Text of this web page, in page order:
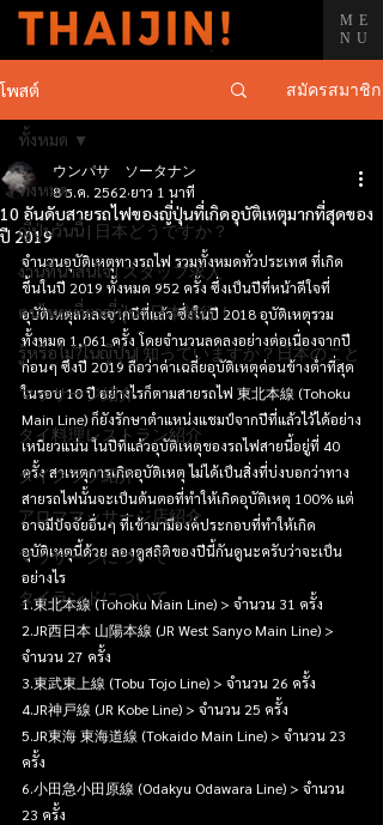
ME
NU
โพสต์ สมัครสมาชิก
ทั้งหมด
ญี่ปุ่นวันนี้ | 日本どうですか？
งานที่น่าสนใจ | スタッフ求人
คนไทยเที่ยวญี่ปุ่น | 日本旅行！
รู้หรือไม่?ในญี่ปุ่น| 知っていますか？日本のこと
マッサージ紹介
タイ料理レストラン紹介
タイクラブ紹介
アロママッサージ店紹介
マッサージについて
タイランドについて
ทั้งหมด
10 อันดับสายรถไฟของญี่ปุ่นที่เกิดอุบัติเหตุมากที่สุดของ
ปี 2019
ウンパサ ソータナン
8 ธ.ค. 2562 ยาว 1 นาที
จำนวนอุบัติเหตุทางรถไฟ รวมทั้งหมดทั่วประเทศ ที่เกิด
ขึ้นในปี 2019 ทั้งหมด 952 ครั้ง ซึ่งเป็นปีที่หน้าดีใจที่
อุบัติเหตุลดลงจากปีที่แล้ว ซึ่งในปี 2018 อุบัติเหตุรวม
ทั้งหมด 1,061 ครั้ง โดยจำนวนลดลงอย่างต่อเนื่องจากปี
ก่อนๆ ซึ่งปี 2019 ถือว่าค่าเฉลี่ยอุบัติเหตุค่อนข้างต่ำที่สุด
ในรอบ 10 ปี อย่างไรก็ตามสายรถไฟ 東北本線 (Tohoku
Main Line) ก็ยังรักษาตำแหน่งแชมป์จากปีที่แล้วไว้ได้อย่าง
เหนี่ยวแน่น ในปีที่แล้วอุบัติเหตุของรถไฟสายนี้อยู่ที่ 40
ครั้ง สาเหตุการเกิดอุบัติเหตุ ไม่ได้เป็นสิ่งที่บ่งบอกว่าทาง
สายรถไฟนั้นจะเป็นต้นตอที่ทำให้เกิดอุบัติเหตุ 100% แต่
อาจมีปัจจัยอื่นๆ ที่เข้ามามีองค์ประกอบที่ทำให้เกิด
อุบัติเหตุนี้ด้วย ลองดูสถิติของปีนี้กันดูนะครับว่าจะเป็น
อย่างไร
1.東北本線 (Tohoku Main Line) > จำนวน 31 ครั้ง
2.JR西日本 山陽本線 (JR West Sanyo Main Line) >
จำนวน 27 ครั้ง
3.東武東上線 (Tobu Tojo Line) > จำนวน 26 ครั้ง
4.JR神戸線 (JR Kobe Line) > จำนวน 25 ครั้ง
5.JR東海 東海道線 (Tokaido Main Line) > จำนวน 23
ครั้ง
6.小田急小田原線 (Odakyu Odawara Line) > จำนวน
23 ครั้ง